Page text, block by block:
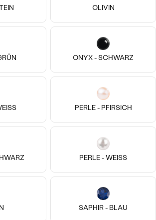
OLIVIN
ONYX - SCHWARZ
PERLE - PFIRSICH
PERLE - WEISS
SAPHIR - BLAU
Ohne
Vergoldetes Silber - gelb, Türkis